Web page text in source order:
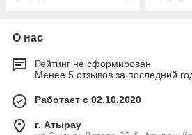
О нас
Рейтинг не сформирован
Менее 5 отзывов за последний
Работает с 02.10.2020
г. Атырау